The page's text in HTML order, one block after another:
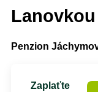
Lanovkou
Penzion
Zaplaťte